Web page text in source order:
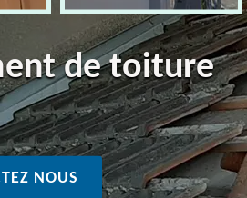
de toiture
NOUS